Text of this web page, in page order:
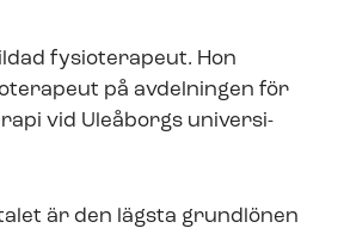
fysioterapeut. Hon
på avdelningen för
vid Uleåborgs uni­ver­si­
är den lägsta grundlönen